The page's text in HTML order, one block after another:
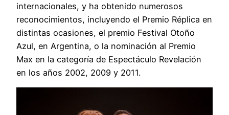
internacionales, y ha obtenido numerosos
reconocimientos, incluyendo el Premio Réplica en
distintas ocasiones, el premio Festival Otoño
Azul, en Argentina, o la nominación al Premio
Max en la categoría de Espectáculo Revelación
en los años 2002, 2009 y 2011.